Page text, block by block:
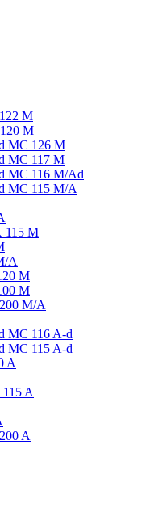
M
M
MC 126 M
MC 117 M
MC 116 M/Ad
MC 115 M/A
115 M
А
M
M
M/A
MC 116 A-d
MC 115 A-d
A
A
A